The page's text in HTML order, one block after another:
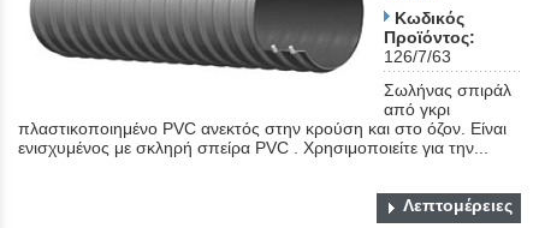
Κωδικός
Προϊόντος:
126/7/63
Σωλήνας σπιράλ
από γκρι
πλαστικοποιημένο PVC ανεκτός στην κρούση και στο όζον. Είναι
ενισχυμένος με σκληρή σπείρα PVC . Χρησιμοποιείτε για την...
Λεπτομέρειες